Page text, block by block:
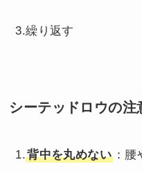
3.繰り返す
シーテッドロウの注
1.背中を丸めない ：